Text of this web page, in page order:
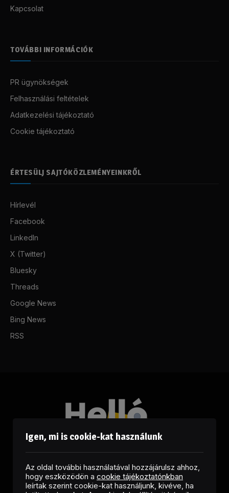
Kapcsolat
TOVÁBBI INFORMÁCIÓK
PR ügynökségek
Felhasználási feltételek
Adatkezelési tájékoztató
Cookie tájékoztató
ÉRTESÜLJ SAJTÓKÖZLEMÉNYEINKRŐL
Hírlevél
Facebook
LinkedIn
X (Twitter)
Bluesky
Threads
Google News
Bing News
RSS
Igen, mi is cookie-kat használunk
Az oldal további használatával hozzájárulsz ahhoz,
hogy eszközödön a cookie tájékoztatónkban
leírtak szerint cookie-kat használjunk, kivéve, ha